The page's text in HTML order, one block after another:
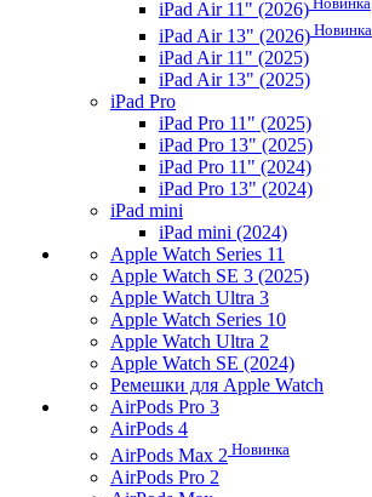
iPad Air 11" (2026)
iPad Air 13" (2026) Новинка
iPad Air 11" (2025)
iPad Air 13" (2025)
iPad Pro
iPad Pro 11" (2025)
iPad Pro 13" (2025)
iPad Pro 11" (2024)
iPad Pro 13" (2024)
iPad mini
iPad mini (2024)
Apple Watch Series 11
Apple Watch SE 3 (2025)
Apple Watch Ultra 3
Apple Watch Series 10
Apple Watch Ultra 2
Apple Watch SE (2024)
Ремешки для Apple Watch
AirPods Pro 3
AirPods 4
AirPods Max 2 Новинка
AirPods Pro 2